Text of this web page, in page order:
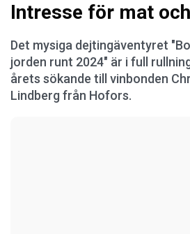
Intresse för mat
Det mysiga dejtingäventyret
jorden runt 2024" är i full
årets sökande till vinbonden
Lindberg från Hofors.